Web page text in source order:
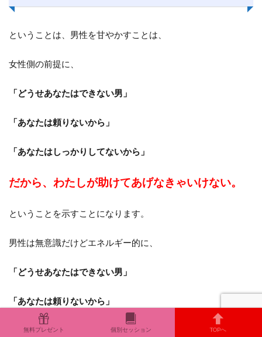
ということは、男性を甘やかすことは、
女性側の前提に、
「どうせあなたはできない男」
「あなたは頼りないから」
「あなたはしっかりしてないから」
だから、わたしが助けてあげなきゃいけない。
ということを示すことになります。
男性は無意識だけどエネルギー的に、
「どうせあなたはできない男」
「あなたは頼りないから」
「あなたはしっかりしてないから」
無料プレゼント 個別セッション TOPへ